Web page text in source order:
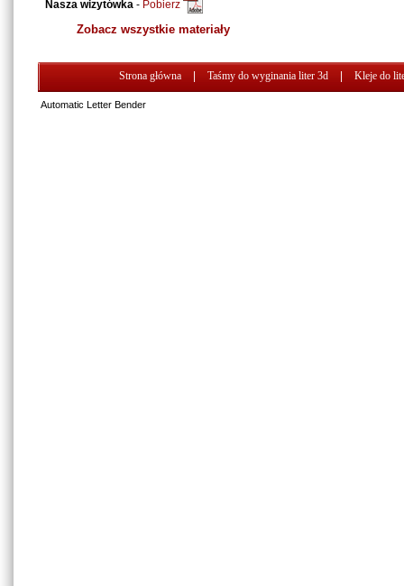
Nasza wizytówka - Pobierz
Zobacz wszystkie materiały
Strona główna Taśmy do wyginania liter 3d Kleje do
Automatic Letter Bender